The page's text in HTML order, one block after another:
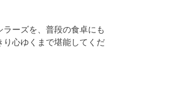
ーズを、普段の食卓にも
心ゆくまで堪能してくだ